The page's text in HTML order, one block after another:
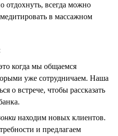
отдохнуть, всегда можно
в массажном
когда мы общаемся
уже сотрудничаем. Наша
о встрече, чтобы рассказать
находим новых клиентов.
и предлагаем